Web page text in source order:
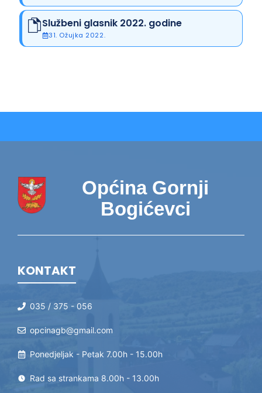
Službeni glasnik 2022. godine
31. Ožujka 2022.
Općina Gornji
Bogićevci
KONTAKT
035 / 375 - 056
opcinagb@gmail.com
Ponedjeljak - Petak 7.00h - 15.00h
Rad sa strankama 8.00h - 13.00h